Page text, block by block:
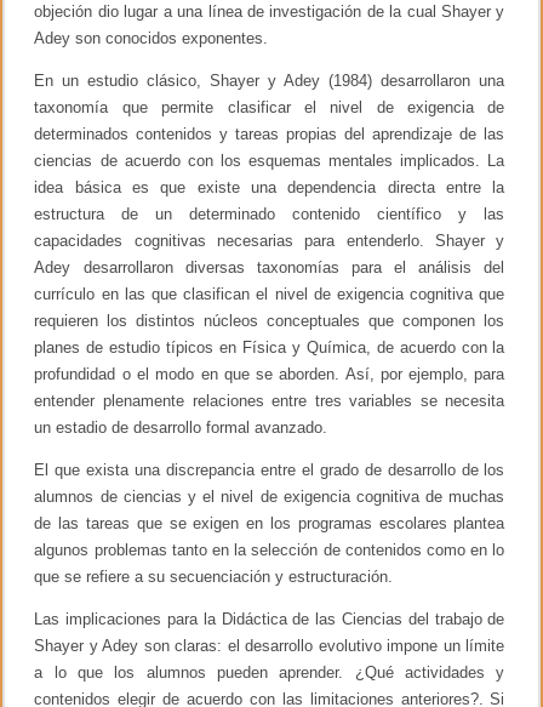
objeción dio lugar a una línea de investigación de la cual Shayer y
Adey son conocidos exponentes.
En un estudio clásico, Shayer y Adey (1984) desarrollaron una
taxonomía que permite clasificar el nivel de exigencia de
determinados contenidos y tareas propias del aprendizaje de las
ciencias de acuerdo con los esquemas mentales implicados. La
idea básica es que existe una dependencia directa entre la
estructura de un determinado contenido científico y las
capacidades cognitivas necesarias para entenderlo. Shayer y
Adey desarrollaron diversas taxonomías para el análisis del
currículo en las que clasifican el nivel de exigencia cognitiva que
requieren los distintos núcleos conceptuales que componen los
planes de estudio típicos en Física y Química, de acuerdo con la
profundidad o el modo en que se aborden. Así, por ejemplo, para
entender plenamente relaciones entre tres variables se necesita
un estadio de desarrollo formal avanzado.
El que exista una discrepancia entre el grado de desarrollo de los
alumnos de ciencias y el nivel de exigencia cognitiva de muchas
de las tareas que se exigen en los programas escolares plantea
algunos problemas tanto en la selección de contenidos como en lo
que se refiere a su secuenciación y estructuración.
Las implicaciones para la Didáctica de las Ciencias del trabajo de
Shayer y Adey son claras: el desarrollo evolutivo impone un límite
a lo que los alumnos pueden aprender. ¿Qué actividades y
contenidos elegir de acuerdo con las limitaciones anteriores?. Si